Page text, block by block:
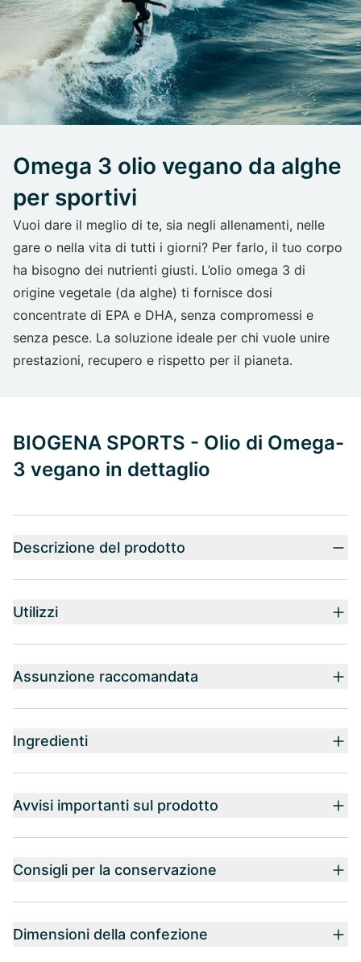
Omega 3 olio vegano da alghe
per sportivi
Vuoi dare il meglio di te, sia negli allenamenti, nelle
gare o nella vita di tutti i giorni? Per farlo, il tuo corpo
ha bisogno dei nutrienti giusti. L’olio omega 3 di
origine vegetale (da alghe) ti fornisce dosi
concentrate di EPA e DHA, senza compromessi e
senza pesce. La soluzione ideale per chi vuole unire
prestazioni, recupero e rispetto per il pianeta.
BIOGENA SPORTS - Olio di Omega-
3 vegano in dettaglio
Descrizione del prodotto
Utilizzi
Assunzione raccomandata
Ingredienti
Avvisi importanti sul prodotto
Consigli per la conservazione
Dimensioni della confezione